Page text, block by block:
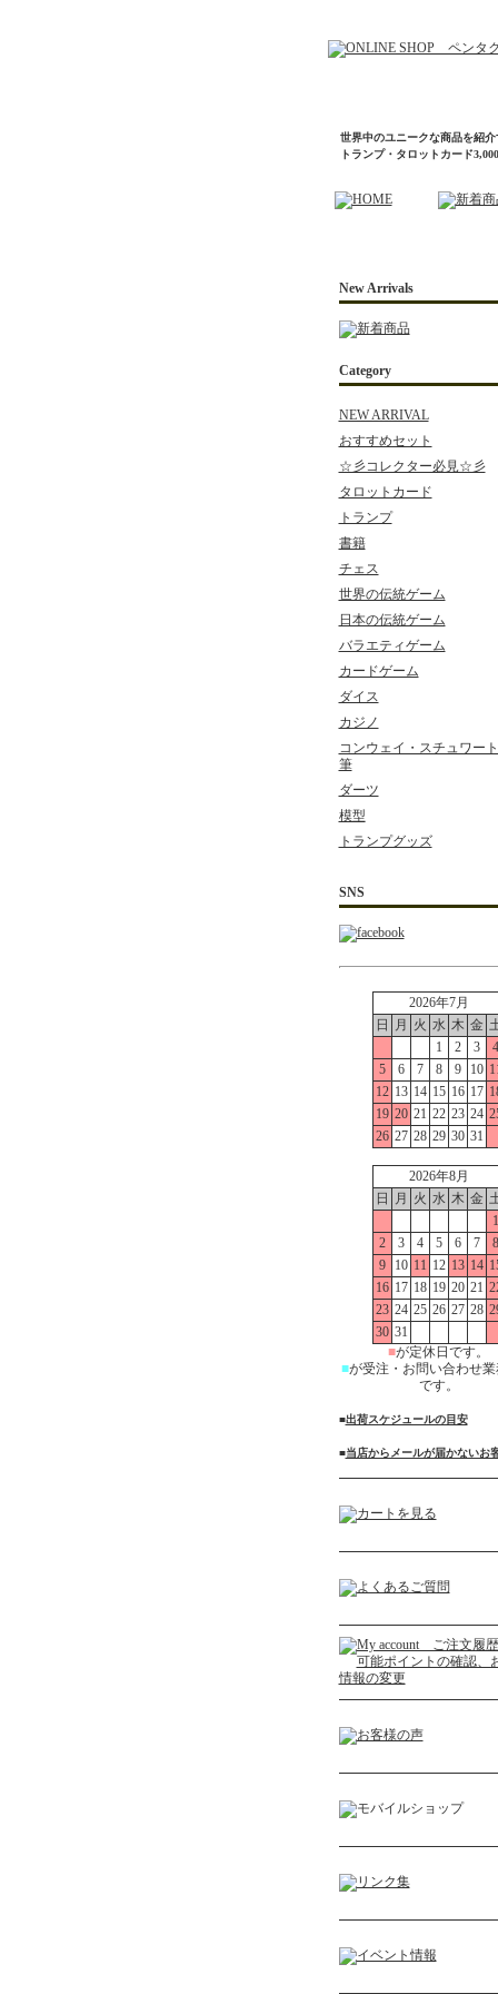
世界中のユニークな商品を紹
トランプ・タロットカード
New Arrivals
Category
NEW ARRIVAL
おすすめセット
☆彡コレクター必見☆彡
タロットカード
トランプ
書籍
チェス
世界の伝統ゲーム
日本の伝統ゲーム
バラエティゲーム
カードゲーム
ダイス
カジノ
コンウェイ・スチュワー
筆
ダーツ
模型
トランプグッズ
SNS
2026年7月
日
月 火 水 木 金
1
2 3
4
5
6 7 8 9 10
12 13 14 15 16 17
19 20 21 22 23 24
26 27 28 29 30 31
2026年8月
日
月 火 水 木 金
1
2
3 4 5 6 7
8
9
10 11 12 13 14
16 17 18 19 20 21
23 24 25 26 27 28
30 31
■が定休日です。
■が受注・お問い合わせ
です。
■出荷スケジュールの目安
■当店からメールが届かないお